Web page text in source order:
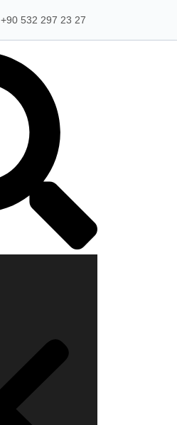
+90 532 297 23 27